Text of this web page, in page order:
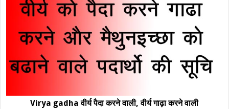
Virya gadha वीर्य पैदा करने वाली, वीर्य गाढ़ा करने वाली